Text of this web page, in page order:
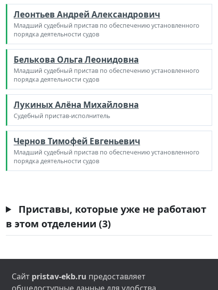
Леонтьев Андрей Александрович
Младший судебный пристав по обеспечению установленного
порядка деятельности судов
Белькова Ольга Леонидовна
Младший судебный пристав по обеспечению установленного
порядка деятельности судов
Лукиных Алёна Михайловна
Судебный пристав-исполнитель
Чернов Тимофей Евгеньевич
Младший судебный пристав по обеспечению установленного
порядка деятельности судов
Приставы, которые уже не работают
в этом отделении (3)
Сайт pristav-ekb.ru предоставляет